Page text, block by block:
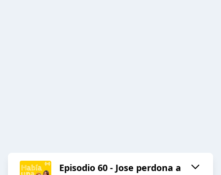
Episodio 60 - Jose perdona a